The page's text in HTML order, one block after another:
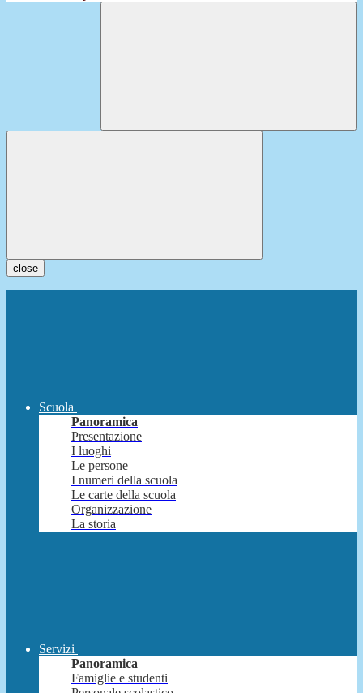
close
Scuola
Panoramica
Presentazione
I luoghi
Le persone
I numeri della scuola
Le carte della scuola
Organizzazione
La storia
Servizi
Panoramica
Famiglie e studenti